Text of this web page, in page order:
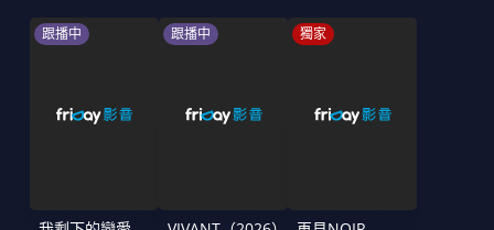
跟播中 跟播中 獨家